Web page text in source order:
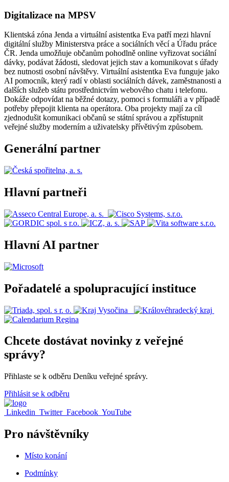
Digitalizace na MPSV
Klientská zóna Jenda a virtuální asistentka Eva patří mezi hlavní
digitální služby Ministerstva práce a sociálních věcí a Úřadu práce
ČR. Jenda umožňuje občanům pohodlně online vyřizovat sociální
dávky, podávat žádosti, sledovat jejich stav a komunikovat s úřady
bez nutnosti osobní návštěvy. Virtuální asistentka Eva funguje jako
AI pomocník, který radí v oblasti sociálních dávek, zaměstnanosti a
dalších služeb státu prostřednictvím webového chatu i telefonu.
Dokáže odpovídat na běžné dotazy, pomoci s formuláři a v případě
potřeby přepojit klienta na operátora. Oba projekty mají za cíl
zjednodušit komunikaci občanů se státní správou a zpřístupnit
veřejné služby moderním a uživatelsky přívětivým způsobem.
Generální partner
Hlavní partneři
Hlavní AI partner
Pořadatelé a spolupracující instituce
Chcete dostávat novinky z veřejné
správy?
Přihlaste se k odběru Deníku veřejné správy.
Přihlásit se k odběru
Linkedin Twitter Facebook YouTube
Pro návštěvníky
Místo konání
Podmínky